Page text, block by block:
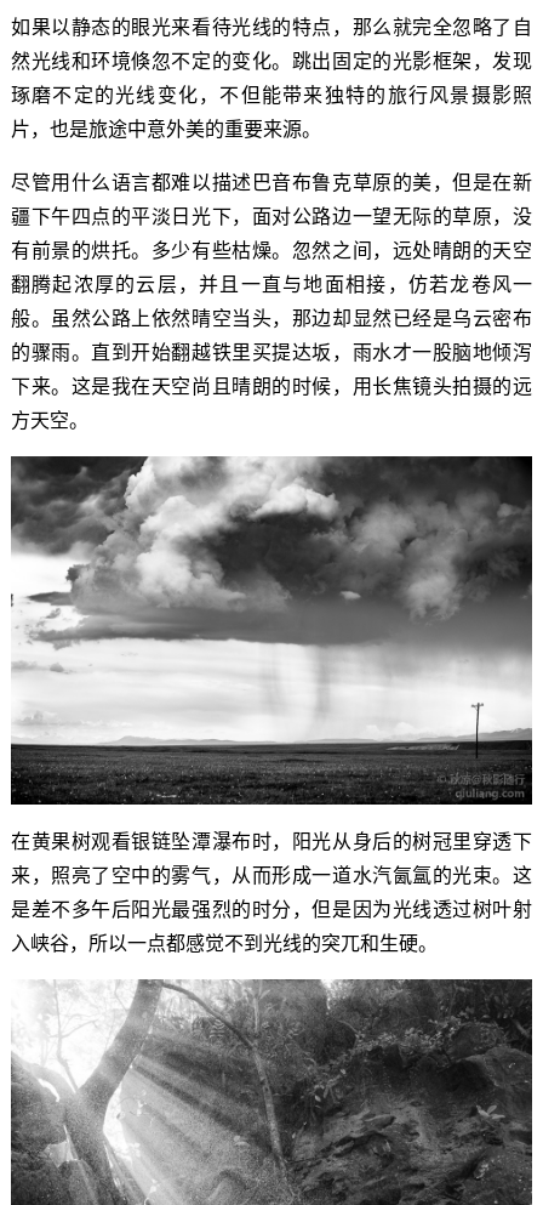
如果以静态的眼光来看待光线的特点，那么就完全忽略了自
然光线和环境倏忽不定的变化。跳出固定的光影框架，发现
琢磨不定的光线变化，不但能带来独特的旅行风景摄影照
片，也是旅途中意外美的重要来源。
尽管用什么语言都难以描述巴音布鲁克草原的美，但是在新
疆下午四点的平淡日光下，面对公路边一望无际的草原，没
有前景的烘托。多少有些枯燥。忽然之间，远处晴朗的天空
翻腾起浓厚的云层，并且一直与地面相接，仿若龙卷风一
般。虽然公路上依然晴空当头，那边却显然已经是乌云密布
的骤雨。直到开始翻越铁里买提达坂，雨水才一股脑地倾泻
下来。这是我在天空尚且晴朗的时候，用长焦镜头拍摄的远
方天空。
在黄果树观看银链坠潭瀑布时，阳光从身后的树冠里穿透下
来，照亮了空中的雾气，从而形成一道水汽氤氲的光束。这
是差不多午后阳光最强烈的时分，但是因为光线透过树叶射
入峡谷，所以一点都感觉不到光线的突兀和生硬。